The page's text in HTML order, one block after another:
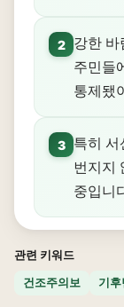
2
강한 바
주민들
통제됐
3
특히 서
번지지
중입니
관련 키워드
건조주의보
기